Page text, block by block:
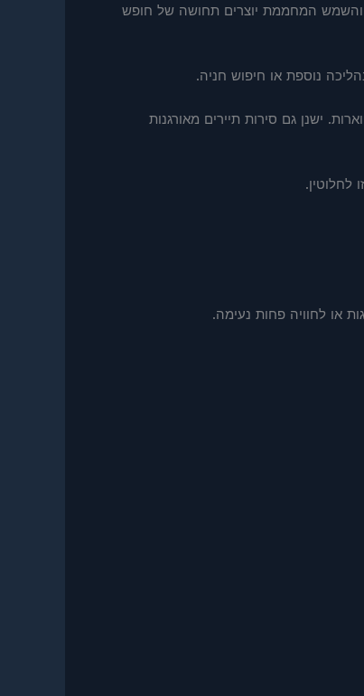
והשמש המחממת יוצרים תחושה של חופש
נוספת או חיפוש חניה.
ישנן גם סירות תיירים מאורגנות
לחלוטין.
או לחוויה פחות נעימה.